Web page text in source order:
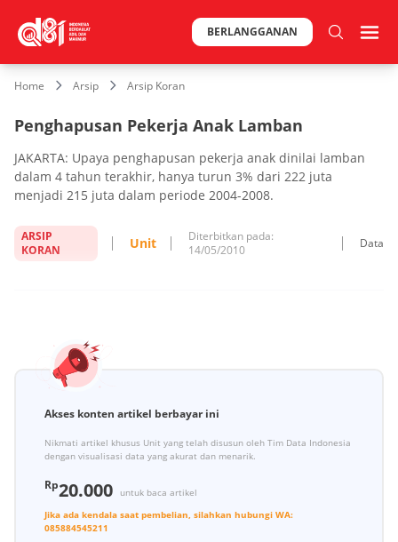
BERLANGGANAN
Home Arsip Arsip Koran
Penghapusan Pekerja Anak Lamban
JAKARTA: Upaya penghapusan pekerja anak dinilai lamban
dalam 4 tahun terakhir, hanya turun 3% dari 222 juta
menjadi 215 juta dalam periode 2004-2008.
ARSIP
KORAN
Unit
Diterbitkan pada:
14/05/2010
Data
Akses konten artikel berbayar ini
Nikmati artikel khusus Unit yang telah disusun oleh Tim Data Indonesia
dengan visualisasi data yang akurat dan menarik.
Rp20.000
untuk baca artikel
Jika ada kendala saat pembelian, silahkan hubungi WA:
085884545211